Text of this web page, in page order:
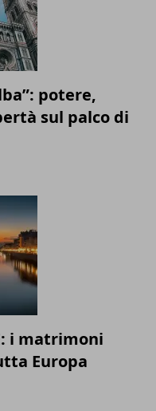
potere,
sul palco di
i matrimoni
Europa